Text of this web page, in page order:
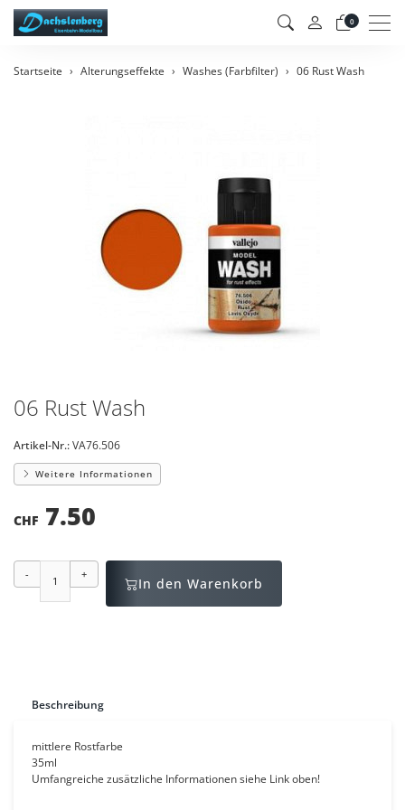
0
Startseite Alterungseffekte Washes (Farbfilter) 06 Rust Wash
06 Rust Wash
Artikel-Nr.:VA76.506
Weitere Informationen
CHF 7.50
- +
In den Warenkorb
Beschreibung
mittlere Rostfarbe
35ml
Umfangreiche zusätzliche Informationen siehe Link oben!